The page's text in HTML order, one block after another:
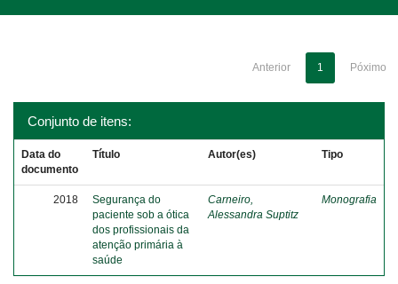
Anterior 1 Póximo
Conjunto de itens:
Data do
documento
Título Autor(es) Tipo
2018
Segurança do
paciente sob a ótica
dos profissionais da
atenção primária à
saúde
Carneiro,
Alessandra Suptitz
Monografia